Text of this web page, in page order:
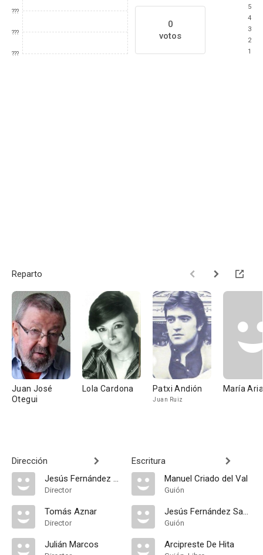
???
???
???
0
votos
5
4
3
2
1
Reparto
Juan José
Otegui
Lola Cardona Patxi Andión
Juan Ruiz
María
Dirección
Jesús Fernández Santos
Director
Tomás Aznar
Director
Julián Marcos
Escritura
Manuel Criado del Val
Guión
Jesús Fernández Santos
Guión
Arcipreste De Hita